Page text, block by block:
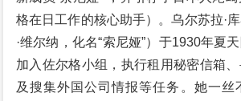
格在日工作的核心助手）。乌尔苏拉·
·维尔纳，化名“索尼娅”）于1930年夏
加入佐尔格小组，执行租用秘密信箱
及搜集外国公司情报等任务。她一丝